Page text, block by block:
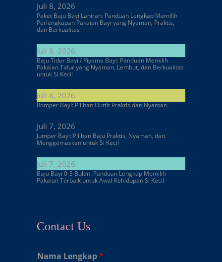
Juli 8, 2026
Paket Baju Bayi Lahiran: Panduan Lengkap Memilih
Perlengkapan Pakaian Bayi yang Nyaman, Praktis,
dan Berkualitas
Juli 8, 2026
Baju Tidur Bayi / Piyama Bayi: Panduan Memilih
Pakaian Tidur yang Nyaman, Lembut, dan Berkualitas
untuk Si Kecil
Juli 8, 2026
Romper Bayi: Pilihan Outfit Praktis dan Nyaman
Juli 7, 2026
Jumper Bayi: Pilihan Baju Praktis, Nyaman, dan
Menggemaskan untuk Si Kecil
Juli 7, 2026
Baju Bayi 0-3 Bulan: Panduan Lengkap Memilih
Pakaian Terbaik untuk Awal Kehidupan Si Kecil
Contact Us
Nama Lengkap*